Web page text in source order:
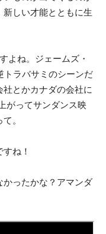
しい才能とともに生
よね。ジェームズ・
トラバサミのシーンだ
とかカナダの会社に
がってサンダンス映
。
ね！
かったかな？アマンダ